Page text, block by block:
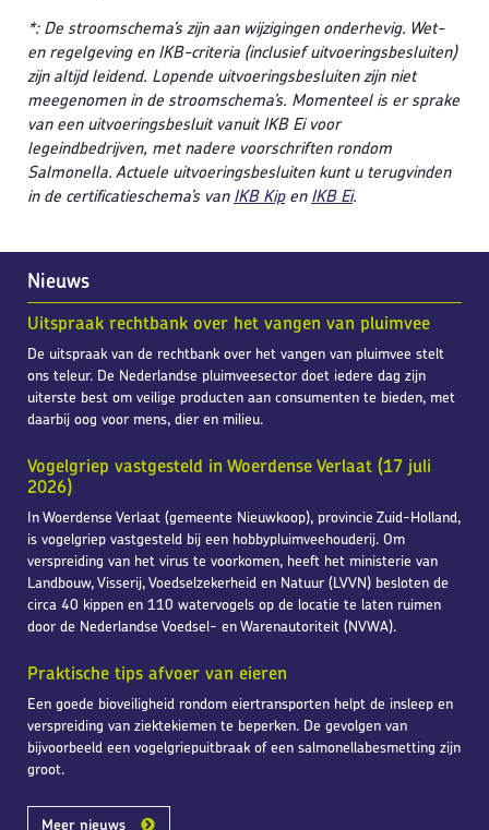
Nieuws
Uitspraak rechtbank over het vangen van pluimvee
De uitspraak van de rechtbank over het vangen van pluimvee stelt
ons teleur. De Nederlandse pluimveesector doet iedere dag zijn
uiterste best om veilige producten aan consumenten te bieden, met
daarbij oog voor mens, dier en milieu.
Vogelgriep vastgesteld in Woerdense Verlaat (17 juli
2026)
In Woerdense Verlaat (gemeente Nieuwkoop), provincie Zuid-Holland,
is vogelgriep vastgesteld bij een hobbypluimveehouderij. Om
verspreiding van het virus te voorkomen, heeft het ministerie van
Landbouw, Visserij, Voedselzekerheid en Natuur (LVVN) besloten de
circa 40 kippen en 110 watervogels op de locatie te laten ruimen
door de Nederlandse Voedsel- en Warenautoriteit (NVWA).
Praktische tips afvoer van eieren
Een goede bioveiligheid rondom eiertransporten helpt de insleep en
verspreiding van ziektekiemen te beperken. De gevolgen van
bijvoorbeeld een vogelgriepuitbraak of een salmonellabesmetting zijn
groot.
Meer nieuws
*: De stroomschema’s zijn aan wijzigingen onderhevig. Wet-
en regelgeving en IKB-criteria (inclusief uitvoeringsbesluiten)
zijn altijd leidend. Lopende uitvoeringsbesluiten zijn niet
meegenomen in de stroomschema’s. Momenteel is er sprake
van een uitvoeringsbesluit vanuit IKB Ei voor
legeindbedrijven, met nadere voorschriften rondom
Salmonella. Actuele uitvoeringsbesluiten kunt u terugvinden
in de certificatieschema’s vanIKB KipenIKB Ei.